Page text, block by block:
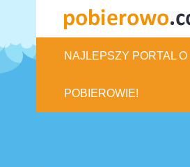
NAJLEPSZY PORTAL O
POBIEROWIE!